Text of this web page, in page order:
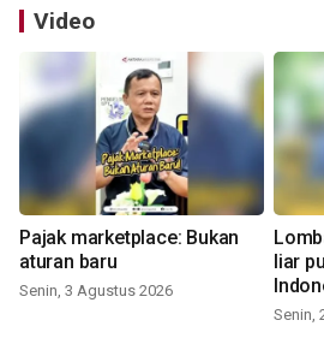
Video
Pajak marketplace: Bukan
aturan baru
Senin, 3 Agustus 2026
liar
Senin,